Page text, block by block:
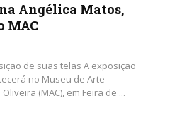
Angélica Matos,
MAC
de suas telas A exposição
no Museu de Arte
(MAC), em Feira de ...